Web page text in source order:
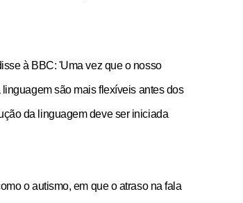
à BBC: 'Uma vez que o nosso
são mais flexíveis antes dos
da linguagem deve ser iniciada
o autismo, em que o atraso na fala